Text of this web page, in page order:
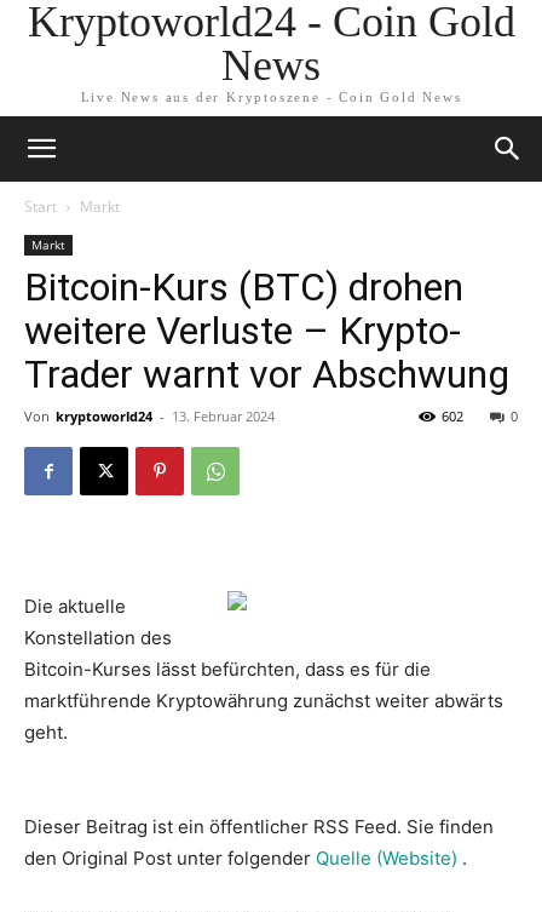
Kryptoworld24 - Coin Gold
News
Live News aus der Kryptoszene - Coin Gold News
Start Markt
Markt
Bitcoin-Kurs (BTC) drohen
weitere Verluste – Krypto-
Trader warnt vor Abschwung
Von kryptoworld24 - 13. Februar 2024 0
602
Die aktuelle
Konstellation des
Bitcoin-Kurses lässt befürchten, dass es für die
marktführende Kryptowährung zunächst weiter abwärts
geht.
Dieser Beitrag ist ein öffentlicher RSS Feed. Sie finden
den Original Post unter folgender Quelle (Website) .